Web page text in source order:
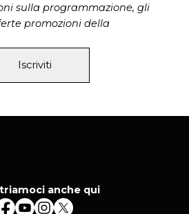
sulla programmazione, gli
promozioni della
Iscriviti
anche qui